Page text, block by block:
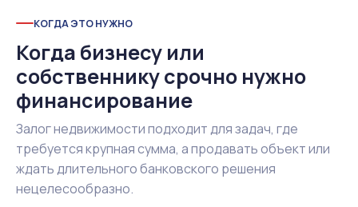
КОГДА ЭТО НУЖНО
Когда бизнесу или
собственнику срочно нужно
финансирование
Залог недвижимости подходит для задач, где
требуется крупная сумма, а продавать объект или
ждать длительного банковского решения
нецелесообразно.